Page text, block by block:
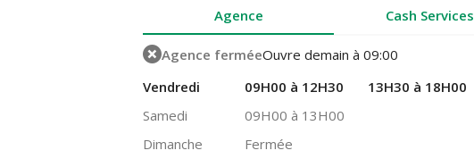
Agence
Cash Services
Agence ferméeOuvre demain à 09:00
Vendredi
09H00 à 12H30
13H30 à 18H00
Samedi
09H00 à 13H00
Dimanche
Fermée